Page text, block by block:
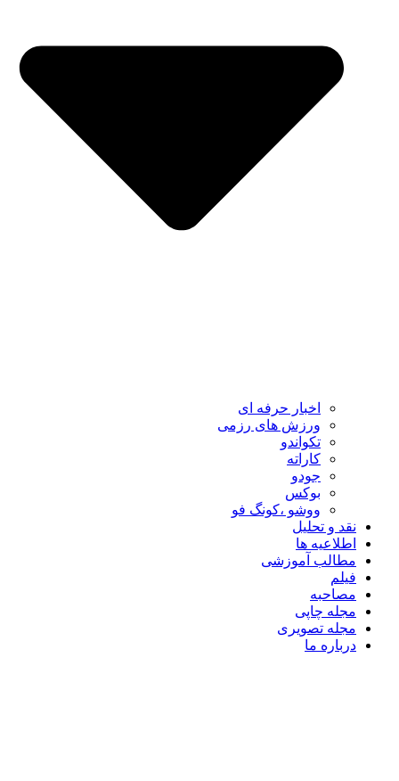
اخبار حرفه ای
ورزش های رزمی
تکواندو
کاراته
جودو
بوکس
ووشو ،کونگ فو
نقد و تحلیل
اطلاعیه ها
مطالب آموزشی
فیلم
مصاحبه
مجله چاپی
مجله تصویری
درباره ما